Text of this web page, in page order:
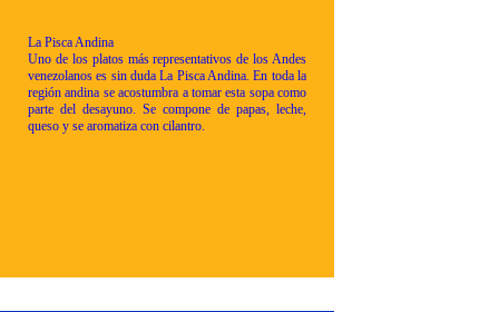
La Pisca Andina
Uno de los platos más representativos de los Andes
venezolanos es sin duda La Pisca Andina. En toda la
región andina se acostumbra a tomar esta sopa como
parte del desayuno. Se compone de papas, leche,
queso y se aromatiza con cilantro.